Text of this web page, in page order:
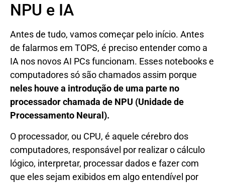
NPU e IA
Antes de tudo, vamos começar pelo início. Antes
de falarmos em TOPS, é preciso entender como a
IA nos novos AI PCs funcionam. Esses notebooks e
computadores só são chamados assim porque
neles houve a introdução de uma parte no
processador chamada de NPU (Unidade de
Processamento Neural).
O processador, ou CPU, é aquele cérebro dos
computadores, responsável por realizar o cálculo
lógico, interpretar, processar dados e fazer com
que eles sejam exibidos em algo entendível por